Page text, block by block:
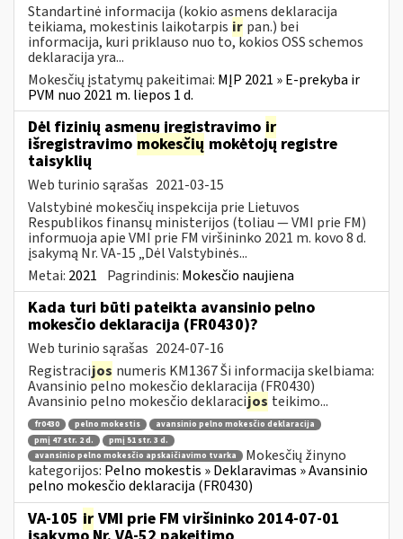
Standartinė informacija (kokio asmens deklaracija
teikiama, mokestinis laikotarpis ir pan.) bei
informacija, kuri priklauso nuo to, kokios OSS schemos
deklaracija yra...
Mokesčių įstatymų pakeitimai: MĮP 2021 » E-prekyba ir
PVM nuo 2021 m. liepos 1 d.
Dėl fizinių asmenų įregistravimo ir
išregistravimo mokesčių mokėtojų registre
taisyklių
Web turinio sąrašas 2021-03-15
Valstybinė mokesčių inspekcija prie Lietuvos
Respublikos finansų ministerijos (toliau ― VMI prie FM)
informuoja apie VMI prie FM viršininko 2021 m. kovo 8 d.
įsakymą Nr. VA-15 „Dėl Valstybinės...
Metai: 2021 Pagrindinis: Mokesčio naujiena
Kada turi būti pateikta avansinio pelno
mokesčio deklaracija (FR0430)?
Web turinio sąrašas 2024-07-16
Registracijos numeris KM1367 Ši informacija skelbiama:
Avansinio pelno mokesčio deklaracija (FR0430)
Avansinio pelno mokesčio deklaracijos teikimo...
fr0430 pelno mokestis
avansinio pelno mokesčio deklaracija
pmį 47 str. 2 d.
pmį 51 str. 3 d.
avansinio pelno mokesčio apskaičiavimo tvarka
Mokesčių žinyno
kategorijos: Pelno mokestis » Deklaravimas » Avansinio
pelno mokesčio deklaracija (FR0430)
VA-105 ir VMI prie FM viršininko 2014-07-01